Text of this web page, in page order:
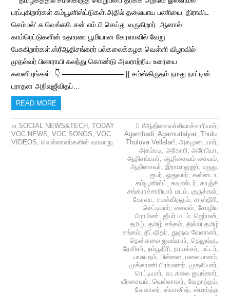
பரப்புகிறார்கள் கம்யூனிஸ்ட்டுகள்.அதில் தலையாய பணியை ‘திராவிட
செம்மல்’ சு.வெங்கடேசன் எம்.பி செய்து வருகிறார். ஆனால்
காம்ரெட்டுகளின் உதாரண பூமியான கேரளாவில் வேறு
பேசுகிறார்கள்.ஸ்ரீஆதிசங்கரர் பல்கலைக்கழக வெள்ளி விழாவில்
முதல்வர் பிணராயி கலந்து கொண்டு அவராற்றிய உரையை
கவனியுங்கள்..👇 ————————– || சம்ஸ்கிருதம் நமது நாட்டின்
புராதன அறிவுஜீவிதப்…
READ MORE
SOCIAL NEWS&TECH ,TODAY
VOC NEWS,VOC SONGS,VOC
VIDEOS,வெள்ளாளர்களின் வரலாறு
#ஆதிசைவச்சிவாச்சாரியார்,
Agambadi, Agamudaiyar, Thulu,
Thuluva Vellalar!, அகமுடையார்,
அகம்படி, அகோரி, அரேபியா,
ஆதிசங்கரர், ஆதிசைவம் சைவம்,
ஆதிசைவர், இராமானுஜர், உருது,
ஐயர், ஓதுவார், கன்னடா,
கம்யூனிஸ்ட், கவுண்டர், காஞ்சி
சங்கராச்சாரியார் மடம், குருக்கள்,
கேரளா, சமஸ்கிருதம், சாஸ்திரி,
செட்டியார், சைவம், சோழிய
பிராமிண், ஜீயர் மடம், ஜெர்மன்,
தமிழ், தமிழ் சங்கம், தில்லி தமிழ்
சங்கம், தீட்ஷிதர், துளுவ வேளாளர்,
தென்கலை ஐயங்கார், தெலுங்கு,
தேசிகர், நம்பூதிரி, நாயக்கர், பட்டர்,
பாசுபதம், பிள்ளை, மலையாளம்,
முக்காணி பிராமணர், முதலியார்,
ரெட்டியார், வடகலை ஐயங்கார்,
வீரசைவம், வெள்ளாளர், வேதாந்தம்,
வேளாளர், ஸ்பானிஷ், ஸ்மார்த்த